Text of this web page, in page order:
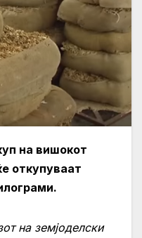
на вишокот
откупуваат
на земјоделски